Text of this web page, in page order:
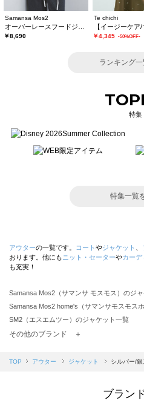
Samansa Mos2
￥8,690
Te chichi
￥4,345 -50%OFF-
ランキング
特集
特集一覧
アウターの一覧です。 コート やジャケット
おります。他にも ニット・セーターやカーデ
も充実！
Samansa Mos2（サマンサ モスモス）のジ
Samansa Mos2 home's（サマンサモスモス
SM2（エスエムツー）のジャケット一覧
TSUHARU by Samansa Mos2（ツハルバイ
Samansa Mos2 blue（サマンサモスモス ブ
sō4ū（ソウフォーユー）のジャケット一覧
その他のブランド ＋
TOP アウター ジャケット シルバー/銀
ブラン